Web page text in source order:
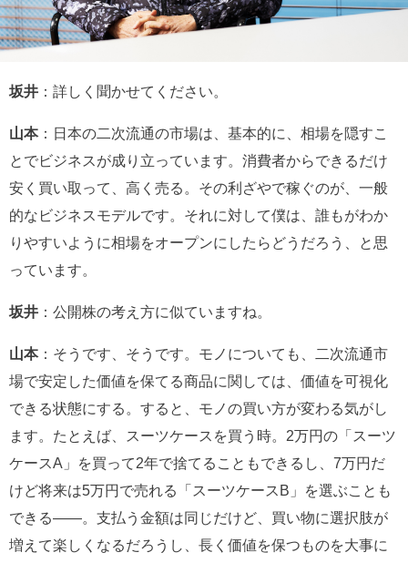
坂井 ：詳しく聞かせてください。
山本：日本の二次流通の市場は、基本的に、相場を隠すこ
とでビジネスが成り立っています。消費者からできるだけ
安く買い取って、高く売る。その利ざやで稼ぐのが、一般
的なビジネスモデルです。それに対して僕は、誰もがわか
りやすいように相場をオープンにしたらどうだろう、と思
っています。
坂井 ：公開株の考え方に似ていますね。
山本：そうです、そうです。モノについても、二次流通市
場で安定した価値を保てる商品に関しては、価値を可視化
できる状態にする。すると、モノの買い方が変わる気がし
ます。たとえば、スーツケースを買う時。2万円の「スーツ
ケースA」を買って2年で捨てることもできるし、7万円だ
けど将来は5万円で売れる「スーツケースB」を選ぶことも
できる――。支払う金額は同じだけど、買い物に選択肢が
増えて楽しくなるだろうし、長く価値を保つものを大事に